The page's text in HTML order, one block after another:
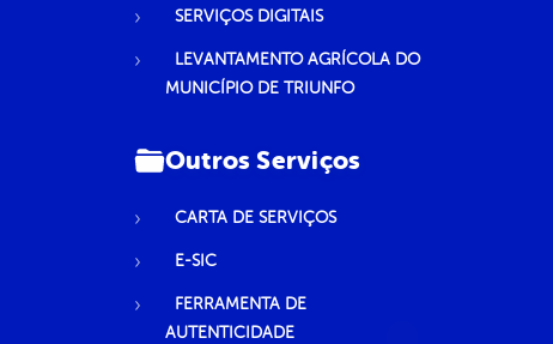
SERVIÇOS DIGITAIS
LEVANTAMENTO AGRÍCOLA DO
MUNICÍPIO DE TRIUNFO
Outros Serviços
CARTA DE SERVIÇOS
E-SIC
FERRAMENTA DE
AUTENTICIDADE